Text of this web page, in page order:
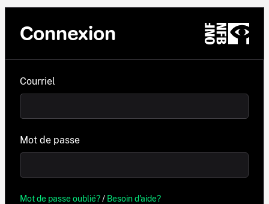
Connexion
Courriel
Mot de passe
Mot de passe oublié?/ Besoin d'aide?